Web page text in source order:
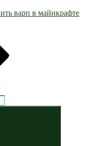
варп в майнкрафте